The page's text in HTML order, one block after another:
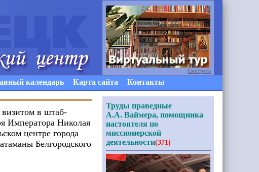
календарь Карта сайта Контакты
визитом в штаб-
Императора Николая
центре города
Белгородского
Смотреть
Труды праведные
А.А. Ваймера, помощника
настоятеля по
миссионерской
деятельности(371)